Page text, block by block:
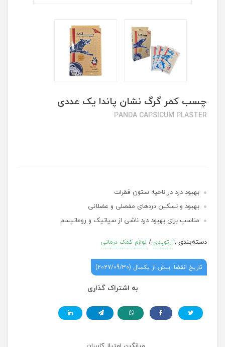
چسب کمر گرگ نشان پاندا یک عددی
PANDA CAPSICUM PLASTER
بهبود درد در ناحیه ستون فقرات
بهبود و تسکین دردهای مفصلی و عضلانی
مناسب برای بهبود درد ناشی از سیاتیک و روماتیسم
دسته‌بندی: ارتوپدی / لوازم کمک درمانی
تاریخ انقضا: بیش از یکسال (2027/09/30)
به اشتراک گذاری